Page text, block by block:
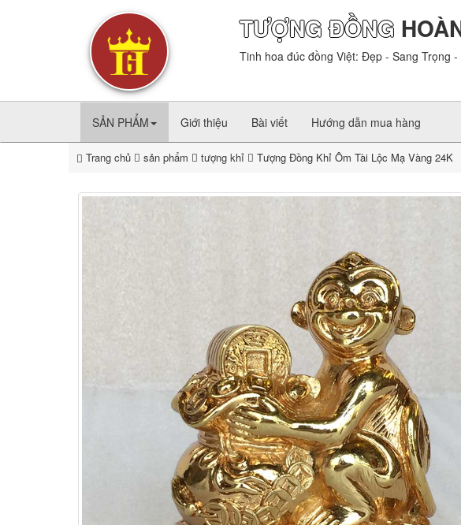
TƯỢNG ĐỒNG
Tinh hoa đúc đồng Việt: Đẹp - Sang Trọng
SẢN PHẨM Giới thiệu Bài viết Hướng dẫn mua hàng
Trang chủ sản phẩm tượng khỉ Tượng Đồng Khỉ Ôm Tài Lộc Mạ Vàng 24K